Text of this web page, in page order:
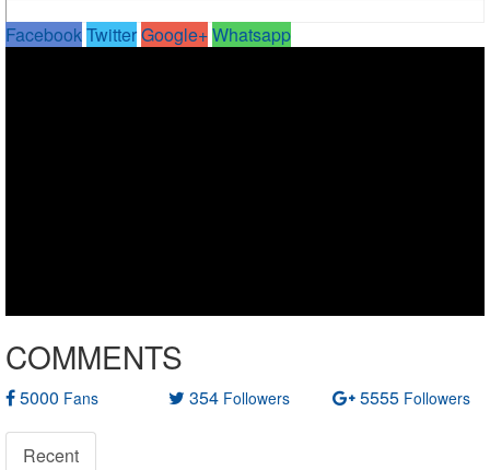
FacebookTwitterGoogle+Whatsapp
COMMENTS
5000 Fans 354 Followers 5555 Followers
Recent